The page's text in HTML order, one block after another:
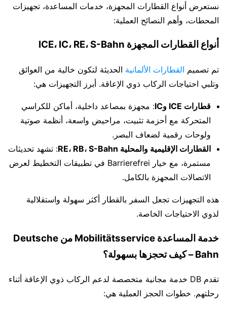
نستعرض أنواع القطارات المجهزة، خدمات المساعدة، تجهيزات
المحطات، وأهم النصائح العملية:
أنواع القطارات المجهزة ICE، IC، RE، S-Bahn
تم تصميم القطارات الألمانية الحديثة لتكون خالية من العوائق
وتلبي احتياجات الركاب ذوي الإعاقة. أبرز التجهيزات هي:
قطارات ICE وIC
: مجهزة بمصاعد داخلية، أماكن للكراسي
المتحركة مع أحزمة تثبيت، مراحيض واسعة، أنظمة صوتية
ولوحات رقمية لضعاف البصر.
القطارات الإقليمية والمحلية RE، RB، S-Bahn
: تشهد تحديثات
مستمرة، مع خيار Barrierefrei في تطبيقات التخطيط لعرض
الاتصالات المجهزة بالكامل.
هذه التجهيزات تجعل السفر بالقطار أكثر سهولة واستقلالية
لذوي الاحتياجات الخاصة.
خدمة المساعدة Mobilitätsservice من Deutsche
Bahn – كيف تحجزها بسهولة؟
تقدم DB خدمة مجانية متخصصة لدعم الركاب ذوي الإعاقة أثناء
رحلتهم. خطوات الحجز العملية هي: